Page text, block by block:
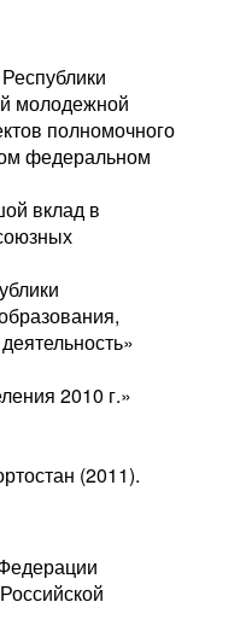
молодежной
полномочного
федеральном
вклад в
2010 г.»
(2011).